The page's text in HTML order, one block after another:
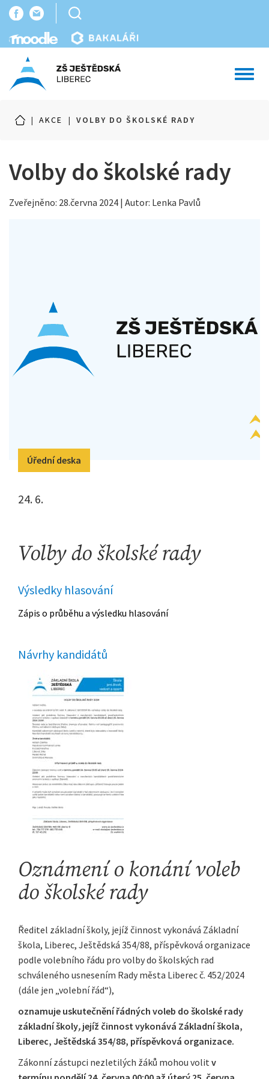
| AKCE | VOLBY DO ŠKOLSKÉ RADY
Volby do školské rady
Zveřejněno: 28.června 2024 | Autor: Lenka Pavlů
Úřední deska
24. 6.
Volby do školské rady
Výsledky hlasování
Zápis o průběhu a výsledku hlasování
Návrhy kandidátů
Oznámení o konání voleb
do školské rady
Ředitel základní školy, jejíž činnost vykonává Základní
škola, Liberec, Ještědská 354/88, příspěvková organizace
podle volebního řádu pro volby do školských rad
schváleného usnesením Rady města Liberec č. 452/2024
(dále jen „volební řád“),
oznamuje uskutečnění řádných voleb do školské rady
základní školy, jejíž činnost vykonává Základní škola,
Liberec, Ještědská 354/88, příspěvková organizace.
Zákonní zástupci nezletilých žáků mohou volitv